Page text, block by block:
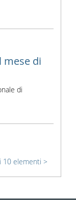
mese di
di
10 elementi